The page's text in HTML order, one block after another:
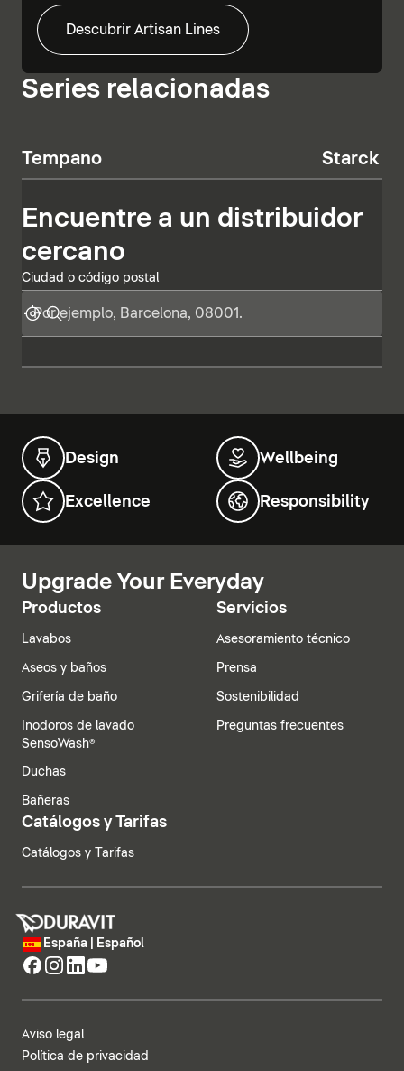
Descubrir Artisan Lines
Series relacionadas
Tempano Starck T
Encuentre a un distribuidor
cercano
Ciudad o código postal
Design Wellbeing
Excellence Responsibility
Upgrade Your Everyday
Productos
Lavabos
Aseos y baños
Grifería de baño
Inodoros de lavado
SensoWash®
Duchas
Bañeras
Servicios
Asesoramiento técnico
Prensa
Sostenibilidad
Preguntas frecuentes
Catálogos y Tarifas
Catálogos y Tarifas
España | Español
Aviso legal
Política de privacidad